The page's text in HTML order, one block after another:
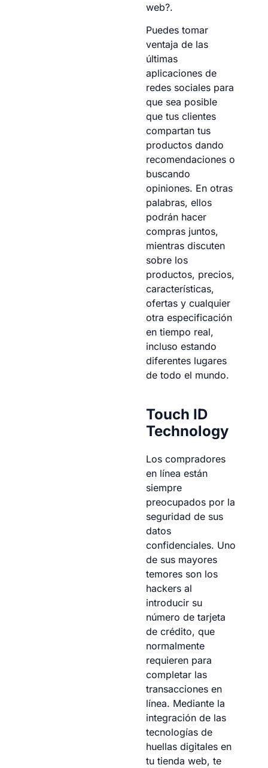
web?.
Puedes tomar
ventaja de las
últimas
aplicaciones de
redes sociales para
que sea posible
que tus clientes
compartan tus
productos dando
recomendaciones o
buscando
opiniones. En otras
palabras, ellos
podrán hacer
compras juntos,
mientras discuten
sobre los
productos, precios,
características,
ofertas y cualquier
otra especificación
en tiempo real,
incluso estando
diferentes lugares
de todo el mundo.
Touch ID
Technology
Los compradores
en línea están
siempre
preocupados por la
seguridad de sus
datos
confidenciales. Uno
de sus mayores
temores son los
hackers al
introducir su
número de tarjeta
de crédito, que
normalmente
requieren para
completar las
transacciones en
línea. Mediante la
integración de las
tecnologías de
huellas digitales en
tu tienda web, te